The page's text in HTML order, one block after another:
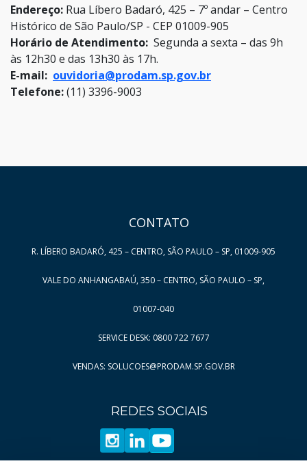
Endereço: Rua Líbero Badaró, 425 – 7º andar – Centro
Histórico de São Paulo/SP - CEP 01009-905
Horário de Atendimento: Segunda a sexta – das 9h
às 12h30 e das 13h30 às 17h.
E-mail: ouvidoria@prodam.sp.gov.br
Telefone:(11) 3396-9003
CONTATO
R. LÍBERO BADARÓ, 425 – CENTRO, SÃO PAULO – SP, 01009-905
VALE DO ANHANGABAÚ, 350 – CENTRO, SÃO PAULO – SP,
01007-040
SERVICE DESK: 0800 722 7677
VENDAS: SOLUCOES@PRODAM.SP.GOV.BR
REDES SOCIAIS